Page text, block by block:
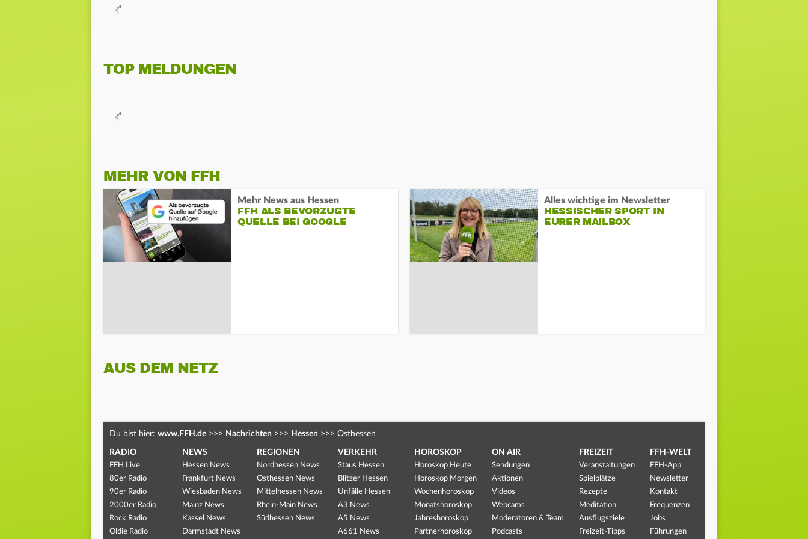
TOP MELDUNGEN
MEHR VON FFH
Mehr News aus Hessen
FFH ALS BEVORZUGTE
QUELLE BEI GOOGLE
Alles wichtige im Newsletter
HESSISCHER SPORT IN
EURER MAILBOX
AUS DEM NETZ
Du bist hier: www.FFH.de >>> Nachrichten >>> Hessen >>> Osthessen
RADIO
FFH Live
80er Radio
90er Radio
2000er Radio
Rock Radio
Oldie Radio
NEWS
Hessen News
Frankfurt News
Wiesbaden News
Mainz News
Kassel News
Darmstadt News
REGIONEN
Nordhessen News
Osthessen News
Mittelhessen News
Rhein-Main News
Südhessen News
VERKEHR
Staus Hessen
Blitzer Hessen
Unfälle Hessen
A3 News
A5 News
A661 News
HOROSKOP
Horoskop Heute
Horoskop Morgen
Wochenhoroskop
Monatshoroskop
Jahreshoroskop
Partnerhoroskop
ON AIR
Sendungen
Aktionen
Videos
Webcams
Moderatoren & Team
Podcasts
FREIZEIT
Veranstaltungen
Spielplätze
Rezepte
Meditation
Ausflugsziele
Freizeit-Tipps
FFH-WELT
FFH-App
Newsletter
Kontakt
Frequenzen
Jobs
Führungen